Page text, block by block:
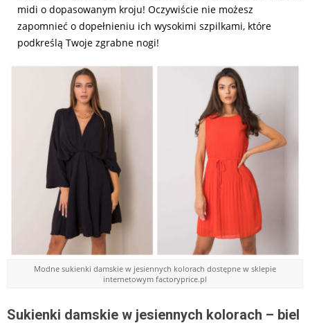
midi o dopasowanym kroju! Oczywiście nie możesz
zapomnieć o dopełnieniu ich wysokimi szpilkami, które
podkreślą Twoje zgrabne nogi!
Modne sukienki damskie w jesiennych kolorach dostępne w sklepie
internetowym factoryprice.pl
Sukienki damskie w jesiennych kolorach – biel